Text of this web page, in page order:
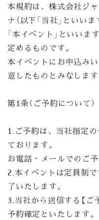
本規約は、株式会社ジ
ナ（以下「当社」といい
「本イベント」といいま
定めるものです。
本イベントにお申込み
意したものとみなします
第1条（ご予約について）
1.ご予約は、当社指定
ております。
お電話・メールでのご
2.本イベントは定員制
了いたします。
3.当社から送信する【ご
予約確定といたします。